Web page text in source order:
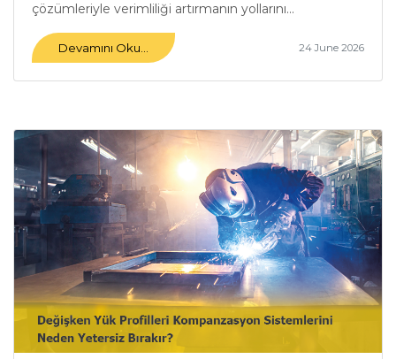
çözümleriyle verimliliği artırmanın yollarını...
Devamını Oku... 24 June 2026